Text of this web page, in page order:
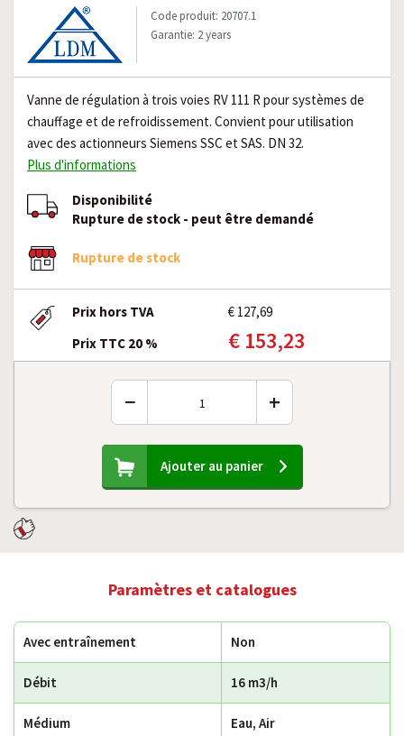
Code produit: 20707.1
Garantie: 2 years
Vanne de régulation à trois voies RV 111 R pour systèmes de
chauffage et de refroidissement. Convient pour utilisation
avec des actionneurs Siemens SSC et SAS. DN 32.
Plus d'informations
Disponibilité
Rupture de stock - peut être demandé
Rupture de stock
Prix hors TVA
€ 127,69
Prix TTC 20 %
€ 153,23
− +
Ajouter au panier
Paramètres et catalogues
Avec entraînement Non
Débit 16 m3/h
Médium Eau, Air